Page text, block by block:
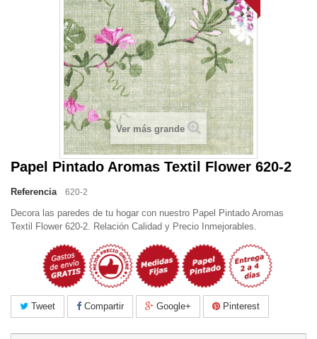
Ver más grande
Papel Pintado Aromas Textil Flower 620-2
Referencia 620-2
Decora las paredes de tu hogar con nuestro Papel Pintado Aromas
Textil Flower 620-2. Relación Calidad y Precio Inmejorables.
Tweet Compartir Google+ Pinterest